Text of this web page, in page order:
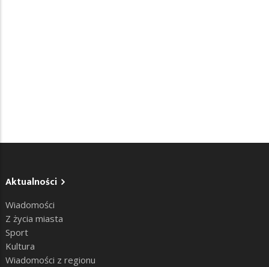
Aktualności
Wiadomości
Z życia miasta
Sport
Kultura
Wiadomości z regionu